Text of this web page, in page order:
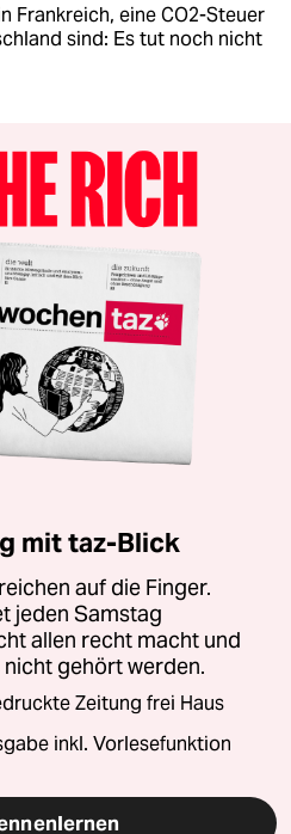
Frankreich, eine CO2-Steuer
sind: Es tut noch nicht
mit taz-Blick
auf die Finger.
jeden Samstag
allen recht macht und
gehört werden.
Zeitung frei Haus
inkl. Vorlesefunktion